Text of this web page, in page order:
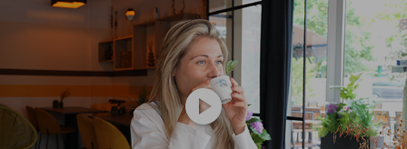
play_circle